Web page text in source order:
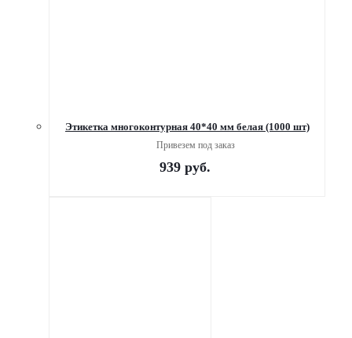
Этикетка многоконтурная 40*40 мм белая (1000 шт)
Привезем под заказ
939руб.